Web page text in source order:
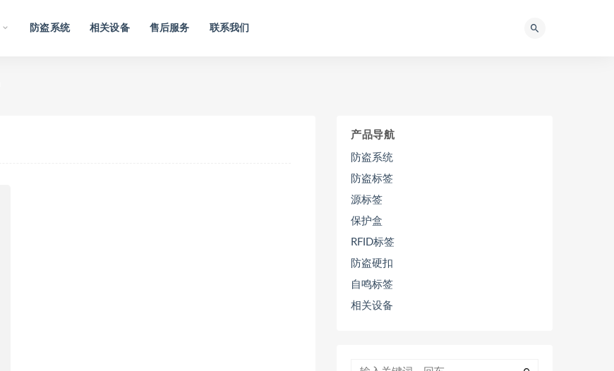
防盗系统 相关设备 售后服务 联系我们
产品导航
防盗系统
防盗标签
源标签
保护盒
RFID标签
防盗硬扣
自鸣标签
相关设备